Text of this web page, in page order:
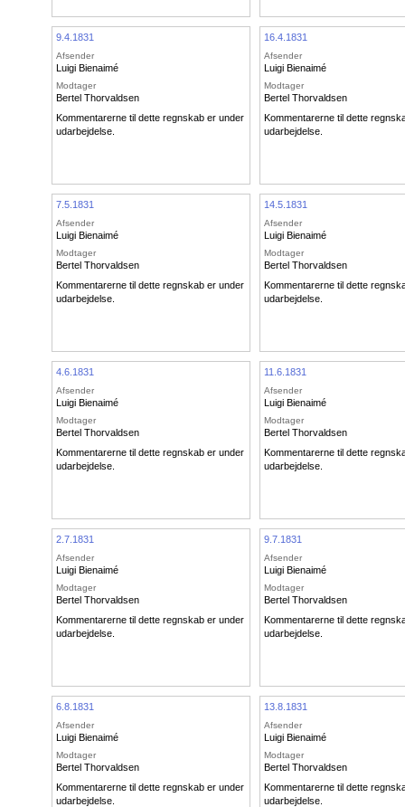
9.4.1831
Afsender
Luigi Bienaimé
Modtager
Bertel Thorvaldsen
Kommentarerne til dette regnskab er under
udarbejdelse.
16.4.1831
Afsender
Luigi Bienaimé
Modtager
Bertel Thorvaldsen
Kommentarerne til dette
udarbejdelse.
7.5.1831
Afsender
Luigi Bienaimé
Modtager
Bertel Thorvaldsen
Kommentarerne til dette regnskab er under
udarbejdelse.
14.5.1831
Afsender
Luigi Bienaimé
Modtager
Bertel Thorvaldsen
Kommentarerne til dette
udarbejdelse.
4.6.1831
Afsender
Luigi Bienaimé
Modtager
Bertel Thorvaldsen
Kommentarerne til dette regnskab er under
udarbejdelse.
11.6.1831
Afsender
Luigi Bienaimé
Modtager
Bertel Thorvaldsen
Kommentarerne til dette
udarbejdelse.
2.7.1831
Afsender
Luigi Bienaimé
Modtager
Bertel Thorvaldsen
Kommentarerne til dette regnskab er under
udarbejdelse.
9.7.1831
Afsender
Luigi Bienaimé
Modtager
Bertel Thorvaldsen
Kommentarerne til dette
udarbejdelse.
6.8.1831
Afsender
Luigi Bienaimé
Modtager
Bertel Thorvaldsen
Kommentarerne til dette regnskab er under
udarbejdelse.
13.8.1831
Afsender
Luigi Bienaimé
Modtager
Bertel Thorvaldsen
Kommentarerne til dette
udarbejdelse.